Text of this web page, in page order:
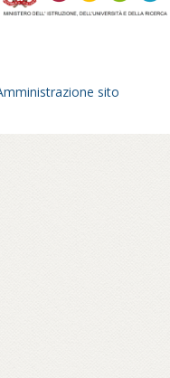
sito